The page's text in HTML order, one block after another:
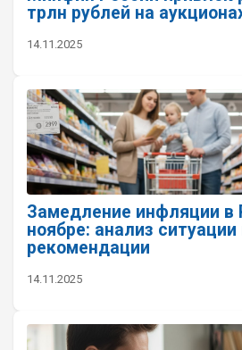
трлн рублей на
14.11.2025
Замедление инфляции в
ноябре: анализ ситуации
рекомендации
14.11.2025